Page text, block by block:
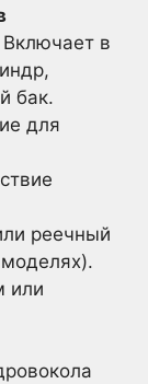
Включает в
бак.
для
реечный
или